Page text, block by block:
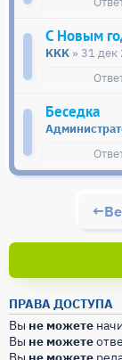
С Новым
KKK » 31
Беседка
ПРАВА ДОСТУПА
Вы не можете
Вы не можете